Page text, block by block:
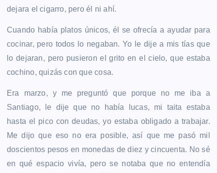
dejara el cigarro, pero él ni ahí.
Cuando había platos únicos, él se ofrecía a ayudar para
cocinar, pero todos lo negaban. Yo le dije a mis tías que
lo dejaran, pero pusieron el grito en el cielo, que estaba
cochino, quizás con que cosa.
Era marzo, y me preguntó que porque no me iba a
Santiago, le dije que no había lucas, mi taita estaba
hasta el pico con deudas, yo estaba obligado a trabajar.
Me dijo que eso no era posible, así que me pasó mil
doscientos pesos en monedas de diez y cincuenta. No sé
en qué espacio vivía, pero se notaba que no entendía